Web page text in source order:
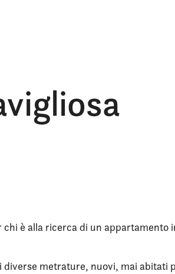
è alla ricerca di un appartamento
metrature, nuovi, mai abitati